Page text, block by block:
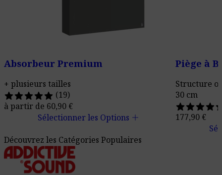
Absorbeur Premium
+ plusieurs tailles
(19)
à partir de 60,90 €
Sélectionner les Options add
Piège à
Structure
30 cm
177,90 €
Découvrez les Catégories Populaires